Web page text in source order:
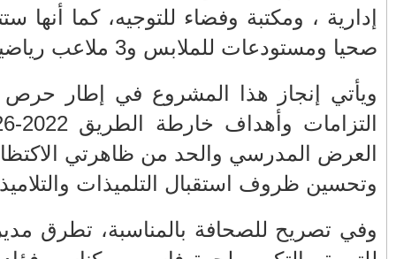
إدارية ، ومكتبة وفضاء للتوجيه، كما أنها ستتوفر على 20 مرفقا
على تنزيل
الطريق 2022-2026 وتعزيز وتجويد
المدرسي
الجهوية
احترام القانون بين الوطن والمهجر !
قراءة في "الكنوز المخفية لجبالة"..
كتاب يُنير تاري...
قصة قصيرة..الخير باق ما بقي
الانسان
بعدما نفذ صبرهم عمال شركة سيتي
باص فاس يشلون حركة ...
فاتح شهر شعبان لعام 1446 هـ،
عمال شركة سيتي باص فاس